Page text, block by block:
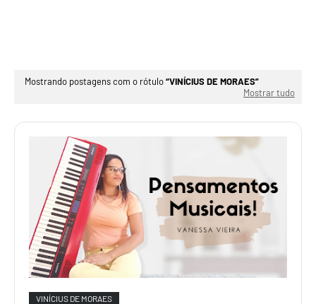
Mostrando postagens com o rótulo VINÍCIUS DE MORAES
Mostrar tudo
VINÍCIUS DE MORAES